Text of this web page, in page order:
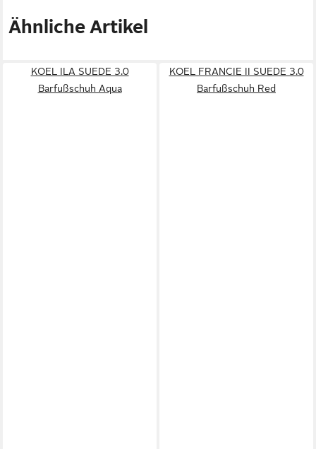
Ähnliche Artikel
KOEL ILA SUEDE 3.0
Barfußschuh Aqua
KOEL FRANCIE II SUEDE 3.0
Barfußschuh Red